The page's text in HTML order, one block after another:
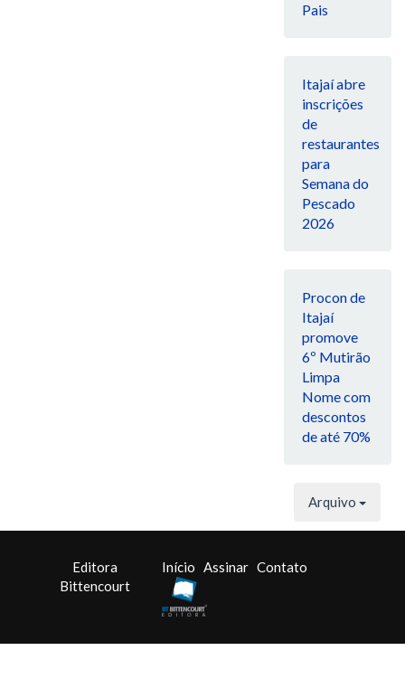
Pais
Itajaí abre
inscrições
de
restaurantes
para
Semana do
Pescado
2026
Procon de
Itajaí
promove
6º Mutirão
Limpa
Nome com
descontos
de até 70%
Arquivo
Editora
Bittencourt
Início Assinar Contato